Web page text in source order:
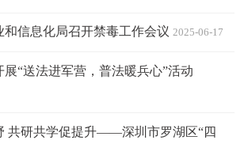
和信息化局召开禁毒工作会议 2025-06-17
展“送法进军营，普法暖兵心”活动
共研共学促提升——深圳市罗湖区“四